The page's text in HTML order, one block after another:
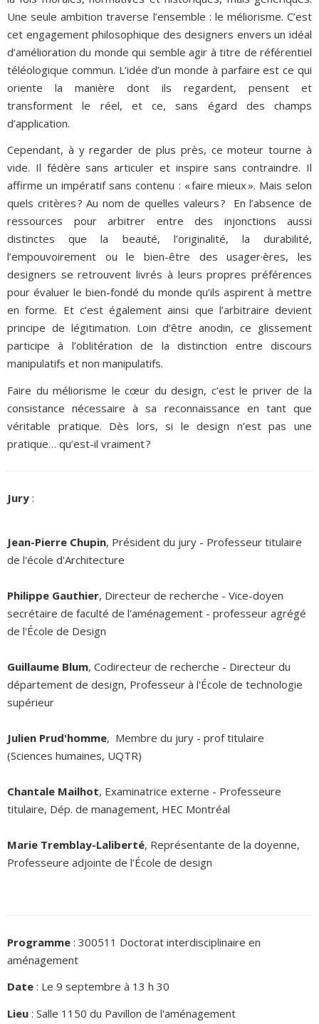
Une seule ambition traverse l’ensemble : le méliorisme. C’est
cet engagement philosophique des designers envers un idéal
d’amélioration du monde qui semble agir à titre de référentiel
téléologique commun. L’idée d’un monde à parfaire est ce qui
oriente la manière dont ils regardent, pensent et
transforment le réel, et ce, sans égard des champs
d’application.
Cependant, à y regarder de plus près, ce moteur tourne à
vide. Il fédère sans articuler et inspire sans contraindre. Il
affirme un impératif sans contenu : « faire mieux ». Mais selon
quels critères ? Au nom de quelles valeurs ? En l’absence de
ressources pour arbitrer entre des injonctions aussi
distinctes que la beauté, l’originalité, la durabilité,
l’empouvoirement ou le bien-être des usager·ères, les
designers se retrouvent livrés à leurs propres préférences
pour évaluer le bien-fondé du monde qu’ils aspirent à mettre
en forme. Et c’est également ainsi que l’arbitraire devient
principe de légitimation. Loin d’être anodin, ce glissement
participe à l’oblitération de la distinction entre discours
manipulatifs et non manipulatifs.
Faire du méliorisme le cœur du design, c’est le priver de la
consistance nécessaire à sa reconnaissance en tant que
véritable pratique. Dès lors, si le design n’est pas une
pratique… qu’est-il vraiment ?
Jury :
Jean-Pierre Chupin, Président du jury - Professeur titulaire
de l'école d'Architecture
Philippe Gauthier, Directeur de recherche - Vice-doyen
secrétaire de faculté de l'aménagement - professeur agrégé
de l'École de Design
Guillaume Blum, Codirecteur de recherche - Directeur du
département de design, Professeur à l'École de technologie
supérieur
Julien Prud'homme, Membre du jury - prof titulaire
(Sciences humaines, UQTR)
Chantale Mailhot, Examinatrice externe - Professeure
titulaire, Dép. de management, HEC Montréal
Marie Tremblay-Laliberté, Représentante de la doyenne,
Professeure adjointe de l’École de design
Programme : 300511 Doctorat interdisciplinaire en
aménagement
Date : Le 9 septembre à 13 h 30
Lieu : Salle 1150 du Pavillon de l'aménagement